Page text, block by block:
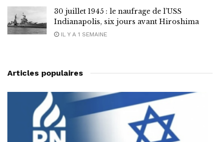
30 juillet 1945 : le naufrage de l’USS
Indianapolis, six jours avant Hiroshima
IL Y A 1 SEMAINE
Articles populaires